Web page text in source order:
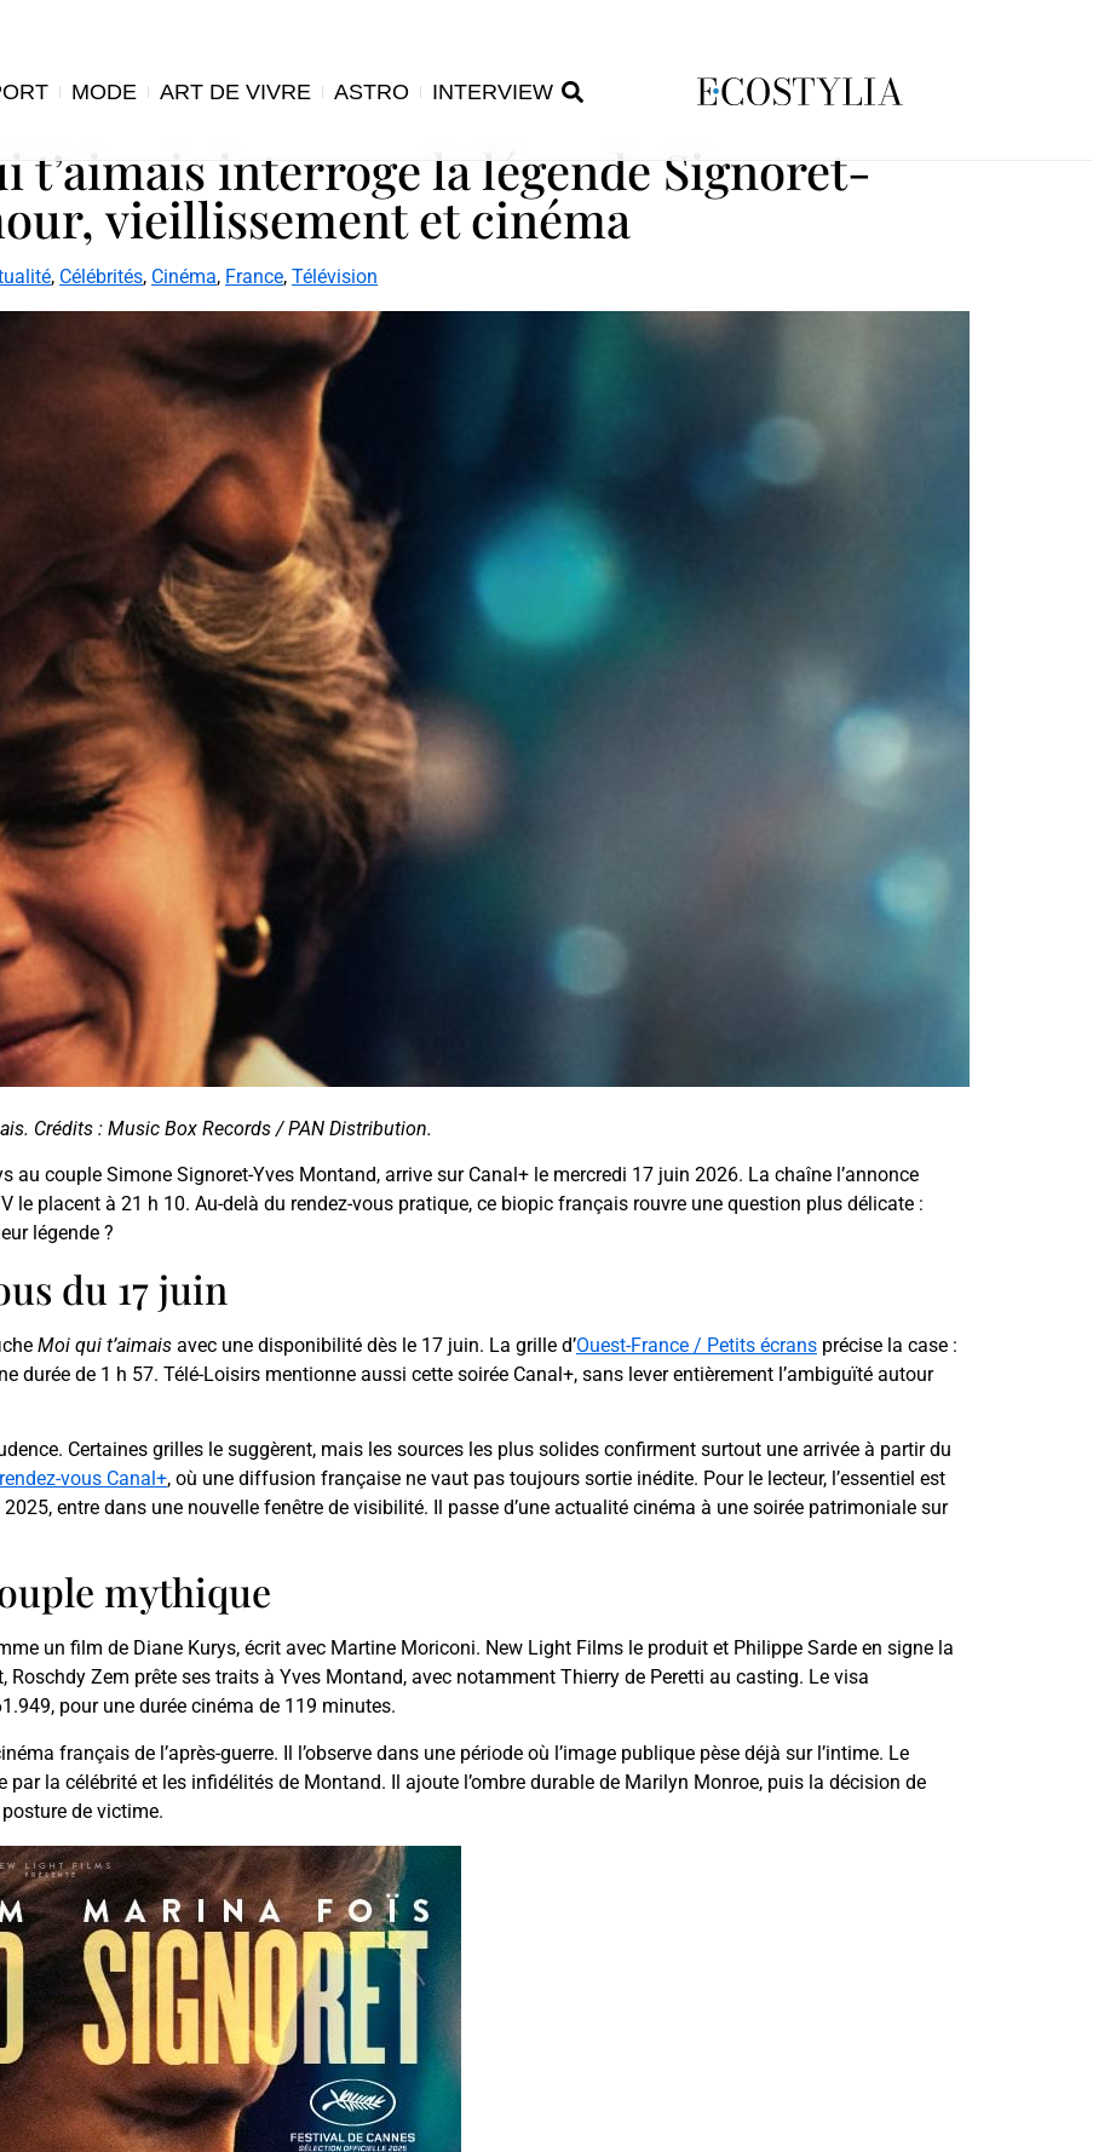
MODE ART DE VIVRE ASTRO
INTERVIEW
t’aimais interroge la légende Signoret-
vieillissement et cinéma
, Célébrités, Cinéma, France, Télévision
Crédits : Music Box Records / PAN Distribution.
au couple Simone Signoret-Yves Montand, arrive sur Canal+ le mercredi 17 juin 2026. La chaîne l’annonce
le placent à 21 h 10. Au-delà du rendez-vous pratique, ce biopic français rouvre une question plus délicate :
légende ?
du 17 juin
Moi qui t’aimais avec une disponibilité dès le 17 juin. La grille d’Ouest-France / Petits écrans précise la case :
durée de 1 h 57. Télé-Loisirs mentionne aussi cette soirée Canal+, sans lever entièrement l’ambiguïté autour
Certaines grilles le suggèrent, mais les sources les plus solides confirment surtout une arrivée à partir du
vous Canal+, où une diffusion française ne vaut pas toujours sortie inédite. Pour le lecteur, l’essentiel est
entre dans une nouvelle fenêtre de visibilité. Il passe d’une actualité cinéma à une soirée patrimoniale sur
mythique
un film de Diane Kurys, écrit avec Martine Moriconi. New Light Films le produit et Philippe Sarde en signe la
Zem prête ses traits à Yves Montand, avec notamment Thierry de Peretti au casting. Le visa
pour une durée cinéma de 119 minutes.
français de l’après-guerre. Il l’observe dans une période où l’image publique pèse déjà sur l’intime. Le
la célébrité et les infidélités de Montand. Il ajoute l’ombre durable de Marilyn Monroe, puis la décision de
de victime.